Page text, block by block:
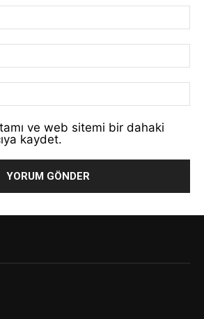
ve web sitemi bir dahaki
kaydet.